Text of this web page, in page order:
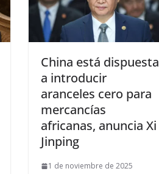
China está dispuesta
a introducir
aranceles cero para
mercancías
africanas, anuncia Xi
Jinping
1 de noviembre de 2025